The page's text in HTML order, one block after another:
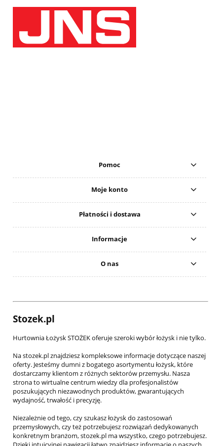
Pomoc
Moje konto
Płatności i dostawa
Informacje
O nas
Stozek.pl
Hurtownia Łożysk STOŻEK oferuje szeroki wybór łożysk i nie tylko.
Na stozek.pl znajdziesz kompleksowe informacje dotyczące naszej
oferty. Jesteśmy dumni z bogatego asortymentu łożysk, które
dostarczamy klientom z różnych sektorów przemysłu. Nasza
strona to wirtualne centrum wiedzy dla profesjonalistów
poszukujących niezawodnych produktów, gwarantujących
wydajność, trwałość i precyzję.
Niezależnie od tego, czy szukasz łożysk do zastosowań
przemysłowych, czy też potrzebujesz rozwiązań dedykowanych
konkretnym branżom, stozek.pl ma wszystko, czego potrzebujesz.